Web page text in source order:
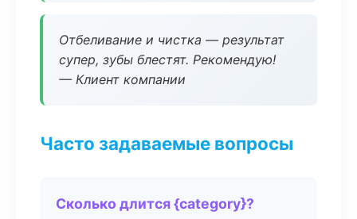
Отбеливание и чистка — результат
супер, зубы блестят. Рекомендую!
— Клиент компании
Часто задаваемые вопросы
Сколько длится {category}?